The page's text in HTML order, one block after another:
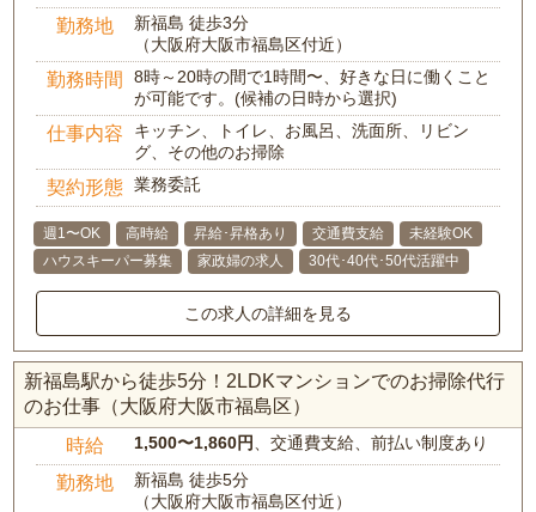
勤務地
新福島 徒歩3分
（大阪府大阪市福島区付近）
勤務時間
8時～20時の間で1時間〜、好きな日に働くこと
が可能です。(候補の日時から選択)
仕事内容
キッチン、トイレ、お風呂、洗面所、リビン
グ、その他のお掃除
契約形態 業務委託
週1〜OK 高時給 昇給･昇格あり 交通費支給
未経験OK
ハウスキーパー募集
家政婦の求人 30代･40代･50代活躍中
この求人の詳細を見る
新福島駅から徒歩5分！2LDKマンションでのお掃除代行
のお仕事（大阪府大阪市福島区）
時給 1,500〜1,860円 、交通費支給、前払い制度あり
勤務地
新福島 徒歩5分
（大阪府大阪市福島区付近）